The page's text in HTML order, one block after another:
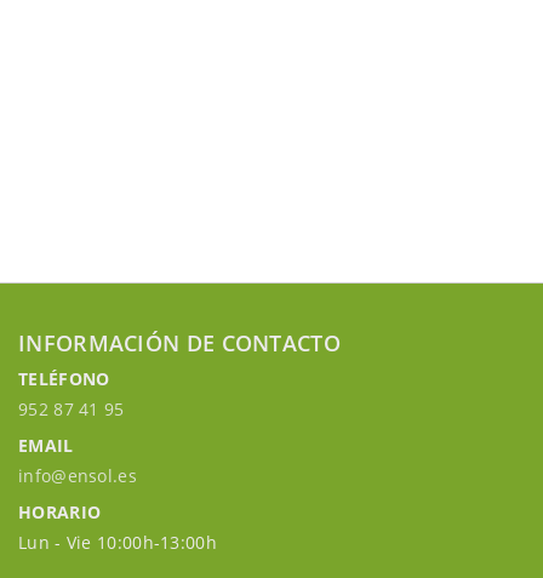
INFORMACIÓN DE CONTACTO
TELÉFONO
952 87 41 95
EMAIL
info@ensol.es
HORARIO
Lun - Vie 10:00h-13:00h